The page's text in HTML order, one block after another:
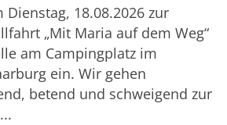
Dienstag, 18.08.2026 zur
„Mit Maria auf dem Weg“
am Campingplatz im
ein. Wir gehen
betend und schweigend zur